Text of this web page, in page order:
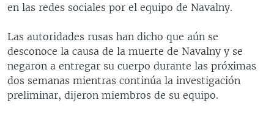
en las redes sociales por el equipo de Navalny.
Las autoridades rusas han dicho que aún se
desconoce la causa de la muerte de Navalny y se
negaron a entregar su cuerpo durante las próximas
dos semanas mientras continúa la investigación
preliminar, dijeron miembros de su equipo.